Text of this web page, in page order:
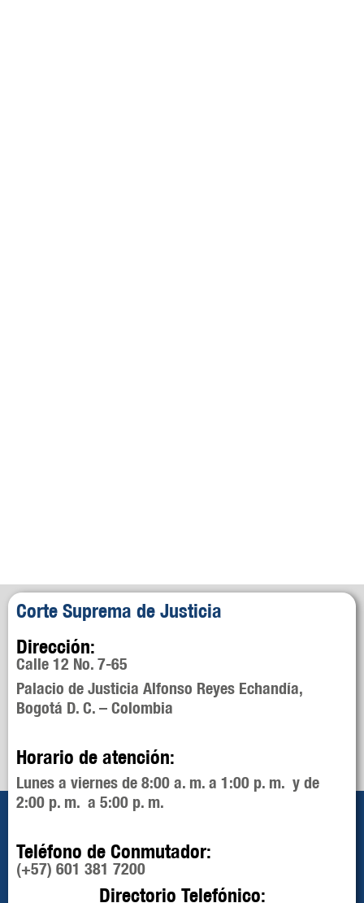
Corte Suprema de Justicia
Dirección:
Calle 12 No. 7-65
Palacio de Justicia Alfonso Reyes Echandía,
Bogotá D. C. – Colombia
Horario de atención:
Lunes a viernes de 8:00 a. m. a 1:00 p. m. y de
2:00 p. m. a 5:00 p. m.
Teléfono de Conmutador:
(+57) 601 381 7200
Directorio Telefónico: